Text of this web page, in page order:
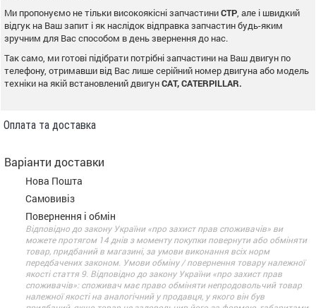
Ми пропонуємо не тільки високоякісні запчастиниCTP , але і швидкий
відгук на Ваш запит і як наслідок відправка запчастин будь-яким
зручним для Вас способом в день звернення до нас.
Так само, ми готові підібрати потрібні запчастини на Ваш двигун по
телефону, отримавши від Вас лише серійний номер двигуна або модель
техніки на якій встановлений двигунCAT, CATERPILLAR.
Оплата та доставка
Варіанти доставки
Нова Пошта
Самовивіз
Повернення і обмін
Відповідно до закону України «про захист прав споживачів» ви
можете протягом 14 днів з моменту покупки повернути або обміняти
товар, придбаний в магазині, за умови виконання всіх норм
передбачених законом. Умови обміну / повернення товару належної
якості стаття 9. Відповідно до закону України «про захист прав
споживачів»: споживач має право обміняти непродовольчий товар
належної якості на аналогічний у продавця, у якого він був